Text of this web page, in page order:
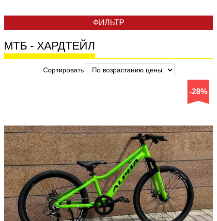
ФИЛЬТР
МТБ - ХАРДТЕЙЛ
Сортировать
-28%